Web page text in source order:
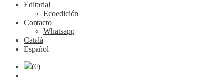
Editorial
Ecoedición
Contacto
Whatsapp
Català
Español
(0)